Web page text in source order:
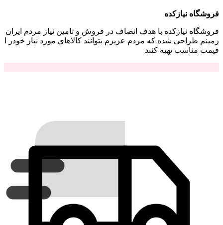
فروشگاه نیازکده
فروشگاه نیازکده با هدف انصاف در فروش و تامین نیاز مردم ایران
زمینم طراحی شده که مردم عزیزم بتوانند کالاهای مورد نیاز خودر ا
قیمت مناسب تهیه کنند